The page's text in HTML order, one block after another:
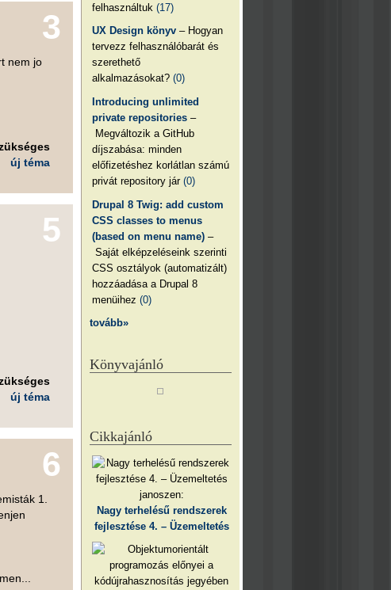
3
nem jo
új téma
5
új téma
6
1.
felhasználtuk(17)
UX Design könyv – Hogyan
tervezz felhasználóbarát és
szerethető
alkalmazásokat?(0)
Introducing unlimited
private repositories –
Megváltozik a GitHub
díjszabása: minden
előfizetéshez korlátlan számú
privát repository jár(0)
Drupal 8 Twig: add custom
CSS classes to menus
(based on menu name) –
Saját elképzeléseink szerinti
CSS osztályok (automatizált)
hozzáadása a Drupal 8
menüihez(0)
tovább»
Könyvajánló
Cikkajánló
janoszen:
Nagy terhelésű rendszerek
fejlesztése 4. – Üzemeltetés